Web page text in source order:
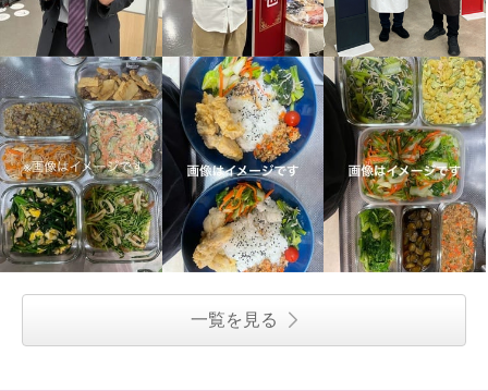
一覧を見る